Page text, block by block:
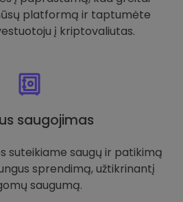
platformą ir taptumėte
į kriptovaliutas.
saugojimas
suteikiame saugų ir patikimą
sprendimą, užtikrinantį
saugumą.